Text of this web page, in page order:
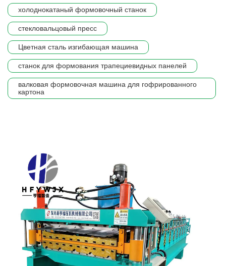
холоднокатаный формовочный станок
стекловальцовый пресс
Цветная сталь изгибающая машина
станок для формования трапециевидных панелей
валковая формовочная машина для гофрированного
картона